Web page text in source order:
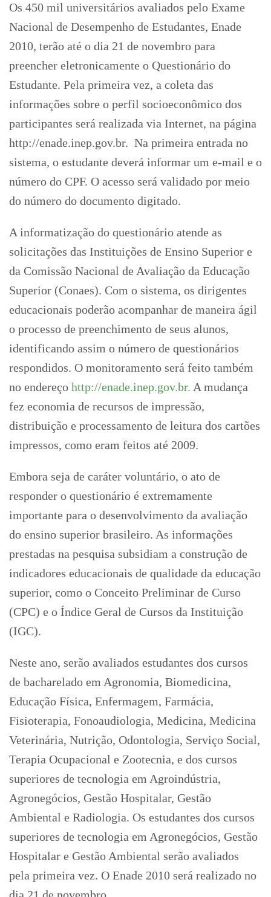
Os 450 mil universitários avaliados pelo Exame
Nacional de Desempenho de Estudantes, Enade
2010, terão até o dia 21 de novembro para
preencher eletronicamente o Questionário do
Estudante. Pela primeira vez, a coleta das
informações sobre o perfil socioeconômico dos
participantes será realizada via Internet, na página
http://enade.inep.gov.br. Na primeira entrada no
sistema, o estudante deverá informar um e-mail e o
número do CPF. O acesso será validado por meio
do número do documento digitado.
A informatização do questionário atende as
solicitações das Instituições de Ensino Superior e
da Comissão Nacional de Avaliação da Educação
Superior (Conaes). Com o sistema, os dirigentes
educacionais poderão acompanhar de maneira ágil
o processo de preenchimento de seus alunos,
identificando assim o número de questionários
respondidos. O monitoramento será feito também
no endereço http://enade.inep.gov.br. A mudança
fez economia de recursos de impressão,
distribuição e processamento de leitura dos cartões
impressos, como eram feitos até 2009.
Embora seja de caráter voluntário, o ato de
responder o questionário é extremamente
importante para o desenvolvimento da avaliação
do ensino superior brasileiro. As informações
prestadas na pesquisa subsidiam a construção de
indicadores educacionais de qualidade da educação
superior, como o Conceito Preliminar de Curso
(CPC) e o Índice Geral de Cursos da Instituição
(IGC).
Neste ano, serão avaliados estudantes dos cursos
de bacharelado em Agronomia, Biomedicina,
Educação Física, Enfermagem, Farmácia,
Fisioterapia, Fonoaudiologia, Medicina, Medicina
Veterinária, Nutrição, Odontologia, Serviço Social,
Terapia Ocupacional e Zootecnia, e dos cursos
superiores de tecnologia em Agroindústria,
Agronegócios, Gestão Hospitalar, Gestão
Ambiental e Radiologia. Os estudantes dos cursos
superiores de tecnologia em Agronegócios, Gestão
Hospitalar e Gestão Ambiental serão avaliados
pela primeira vez. O Enade 2010 será realizado no